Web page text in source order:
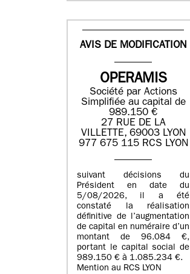
AVIS DE MODIFICATION
OPERAMIS
Société par Actions
Simplifiée au capital de
989.150 €
27 RUE DE LA
VILLETTE, 69003 LYON
977 675 115 RCS LYON
suivant décisions du
Président en date du
5/08/2026, il a été
constaté la réalisation
définitive de l’augmentation
de capital en numéraire d’un
montant de 96.084 €,
portant le capital social de
989.150 € à 1.085.234 €.
Mention au RCS LYON